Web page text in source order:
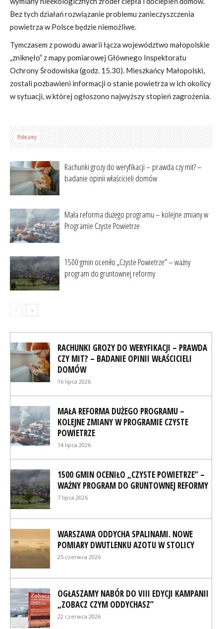
Bez tych działań rozwiązanie problemu zanieczyszczenia
powietrza w Polsce będzie niemożliwe.
Tymczasem z powodu awarii łącza województwo małopolskie
„zniknęło” z mapy pomiarowej Głównego Inspektoratu
Ochrony Środowiska (godz. 15.30). Mieszkańcy Małopolski,
zostali pozbawieni informacji o stanie powietrza w ich okolicy
w sytuacji, w której ogłoszono najwyższy stopień zagrożenia.
Polecamy
Rachunki grozy do weryfikacji – prawda czy mit? –
badanie opinii właścicieli domów
Mała reforma dużego programu – kolejne zmiany w
Programie Czyste Powietrze
1500 gmin oceniło „Czyste Powietrze” – ważny
program do gruntownej reformy
RACHUNKI GROZY DO WERYFIKACJI – PRAWDA
CZY MIT? – BADANIE OPINII WŁAŚCICIELI
DOMÓW
16 lipca 2026
MAŁA REFORMA DUŻEGO PROGRAMU –
KOLEJNE ZMIANY W PROGRAMIE CZYSTE
POWIETRZE
14 lipca 2026
1500 GMIN OCENIŁO „CZYSTE POWIETRZE” –
WAŻNY PROGRAM DO GRUNTOWNEJ REFORMY
7 lipca 2026
WARSZAWA ODDYCHA SPALINAMI. NOWE
POMIARY DWUTLENKU AZOTU W STOLICY
25 czerwca 2026
OGŁASZAMY NABÓR DO VIII EDYCJI KAMPANII
„ZOBACZ CZYM ODDYCHASZ”
22 czerwca 2026